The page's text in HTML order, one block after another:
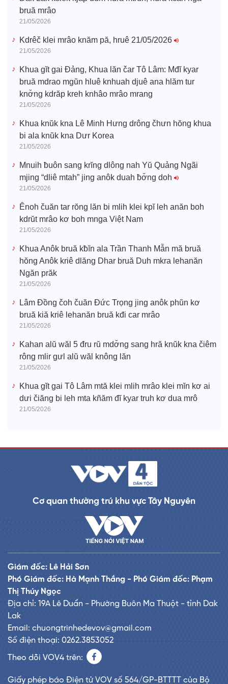
bruă mrâo
21/05/2026
Kdrêč klei mrâo knăm pă, hruê 21/05/2026
21/05/2026
Khua gĭt gai Đảng, Khua lăn čar Tô Lâm: Mđĭ kyar
bruă mdrao mgŭn hluê knhuah djuê ana hlăm tur
knơ̆ng kdrăp kreh knhâo mrâo mrang
21/05/2026
Khua knŭk kna Lê Minh Hưng drông čhưn hŏng khua
bi ala knŭk kna Dưr Korea
21/05/2026
Mnuih ƀuôn sang krĭng dlông nah Yŭ Quảng Ngãi
mjing “dliê mtah” jing anôk duah ƀơ̆ng doh
21/05/2026
Ênoh čuăn tar rŏng lăn bi mlih klei kpĭ leh anăn boh
kdrŭt mrâo kơ boh mnga Việt Nam
21/05/2026
Khua Anôk bruă kƀĭn ala Trần Thanh Mẫn mă bruă
hŏng Anôk kriê dlăng Dhar bruă Duh mkra lehanăn
Ngăn prăk
21/05/2026
Lâm Đồng čoh čuăn Đức Trọng jing anôk phŭn kơ
bruă kiă kriê lehanăn bruă kđi car mrâo
21/05/2026
Kahan alŭ wăl 5 đru rŭ mdơ̆ng sang hră knŭk kna čiêm
rông mlir gưl alŭ wăl knông lăn
21/05/2026
Khua gĭt gai Tô Lâm mtă klei mlih mrâo klei mĭn kơ ai
dưi čiăng bi leh mta kñăm đĭ kyar truh kơ dua mrô
21/05/2026
Cơ quan thường trú khu vực Tây Nguyên
Giám đốc: Lê Hải Sơn
Phó Giám đốc: Hà Mạnh Thắng - Phó Giám đốc: Phạm
Thị Thúy Ngọc
Địa chỉ: 19A Lê Duẩn - Phường Buôn Ma Thuột - tỉnh Dak
Lak
Email: chuongtrinhedevov@gmail.com
Số điện thoại: 0262.3853052
Theo dõi VOV4 trên:
Giấy phép báo Điện tử VOV số 564/GP-BTTTT của Bộ